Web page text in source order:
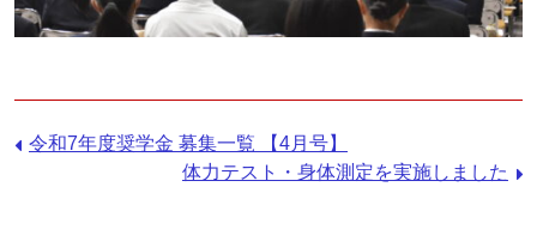
前令和7年度奨学金 募集一覧 【4月号】
次
体力テスト・身体測定を実施しました